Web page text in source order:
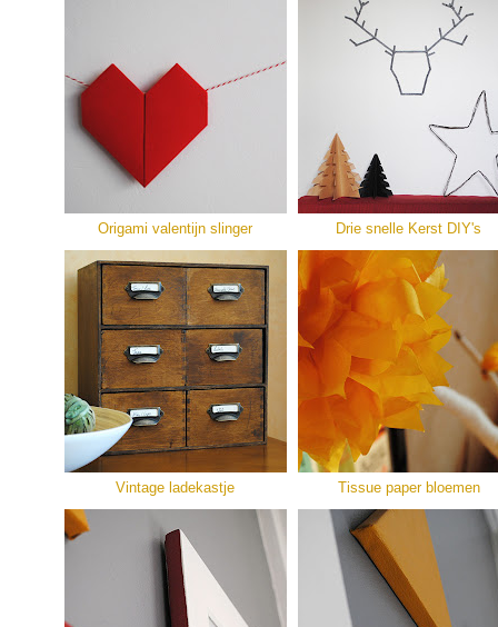
Origami valentijn slinger Drie snelle Kerst DIY's
Vintage ladekastje Tissue paper bloemen